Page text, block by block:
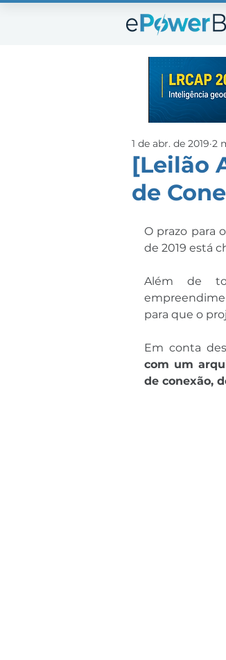
[Leilão
de
1 de abr. de 2019 2
O prazo para
de 2019 está
Além de
para que o
Em conta
com um
de conexão,